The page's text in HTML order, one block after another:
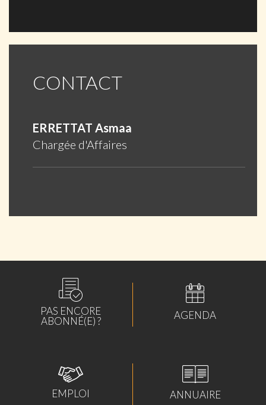
CONTACT
ERRETTAT Asmaa
Chargée d'Affaires
PAS ENCORE
ABONNÉ(E) ?
AGENDA
EMPLOI ANNUAIRE